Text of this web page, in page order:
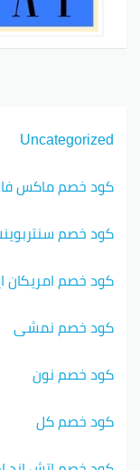
Uncategorized
كود خصم ماكس
كود خصم
كود خصم امريكان
كود خصم نمشي
كود خصم نون
كود خصم كل